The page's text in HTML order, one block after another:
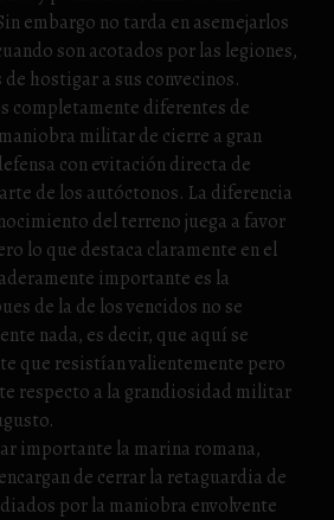
embargo no tarda en asemejarlos
son acotados por las legiones,
hostigar a sus convecinos.
completamente diferentes de
militar de cierre a gran
con evitación directa de
de los autóctonos. La diferencia
del terreno juega a favor
lo que destaca claramente en el
importante es la
de la de los vencidos no se
nada, es decir, que aquí se
que resistían valientemente pero
respecto a la grandiosidad militar
importante la marina romana,
de cerrar la retaguardia de
por la maniobra envolvente